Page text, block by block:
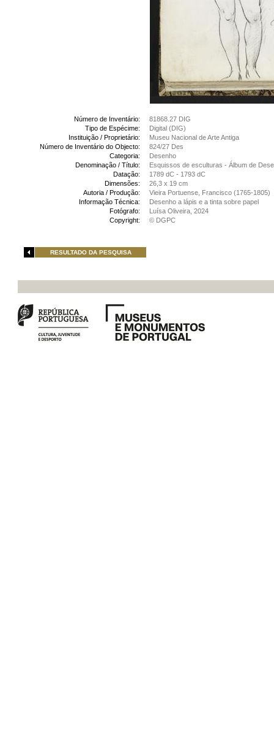
Número de Inventário:
81868.27 DIG
Tipo de Espécime:
Digital (DIG)
Instituição / Proprietário:
Museu Nacional de Arte Antiga
Número de Inventário do Objecto:
824/27 Des
Categoria:
Desenho
Denominação / Título:
Esquissos de esculturas - Álbum de
Datação:
1789 dC - 1793 dC
Dimensões:
26,3 x 19 cm
Autoria / Produção:
Vieira Portuense, Francisco (1765-1805)
Informação Técnica:
Desenho a lápis e a tinta sobre papel
Fotógrafo:
Luísa Oliveira, 2024
Copyright:
© DGPC
RESULTADO DA PESQUISA